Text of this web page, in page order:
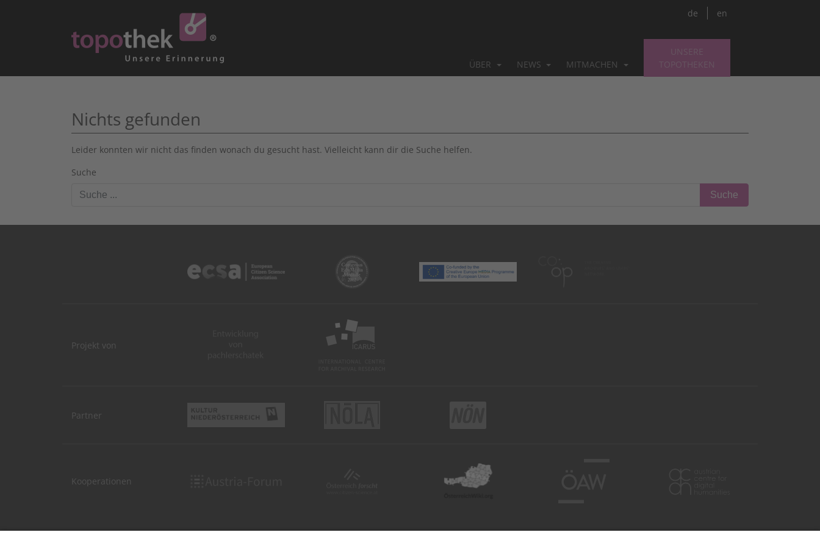
ÜBER NEWS MITMACHEN
UNSERE
TOPOTHEKEN
de en
Nichts gefunden
Leider konnten wir nicht das finden wonach du gesucht hast. Vielleicht kann dir die Suche helfen.
Suche
Projekt von
Partner
Kooperationen